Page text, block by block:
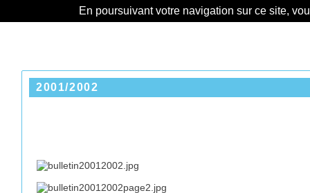
En poursuivant votre navigation sur ce site,
2001/2002